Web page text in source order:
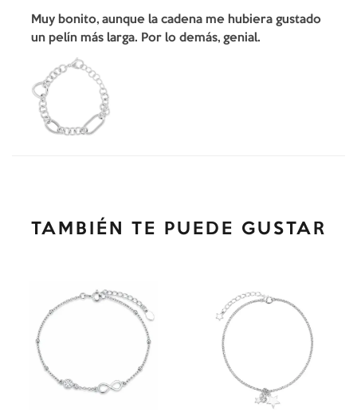
Muy bonito, aunque la cadena me hubiera gustado
un pelín más larga. Por lo demás, genial.
TAMBIÉN TE PUEDE GUSTAR